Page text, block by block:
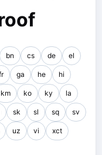
bn cs de el
ga he hi
km ko ky la
sk sl sq sv
uz vi xct